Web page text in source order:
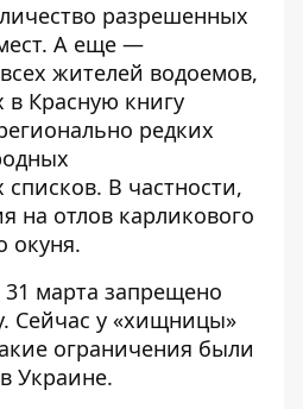
разрешенных
А еще —
жителей водоемов,
в Красную книгу
редких
В частности,
на отлов карликового
окуня.
марта запрещено
. Сейчас у «хищницы»
ограничения были
Украине.